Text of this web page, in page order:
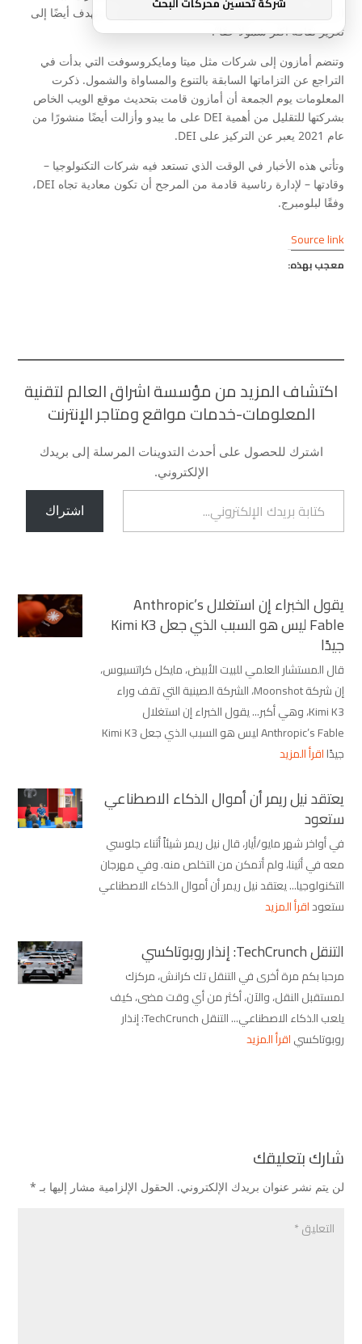
البرامج، فإننا نركز على البرامج ذات النتائج المثبتة – ونهدف أيضًا إلى
تعزيز ثقافة أكثر شمولاً حقًا”.
وتنضم أمازون إلى شركات مثل ميتا ومايكروسوفت التي بدأت في
التراجع عن التزاماتها السابقة بالتنوع والمساواة والشمول. ذكرت
المعلومات يوم الجمعة أن أمازون قامت بتحديث موقع الويب الخاص
بشركتها للتقليل من أهمية DEI على ما يبدو وأزالت أيضًا منشورًا من
عام 2021 يعبر عن التركيز على DEI.
وتأتي هذه الأخبار في الوقت الذي تستعد فيه شركات التكنولوجيا –
وقادتها – لإدارة رئاسية قادمة من المرجح أن تكون معادية تجاه DEI،
وفقًا لبلومبرج.
Source link
معجب بهذه:
اكتشاف المزيد من مؤسسة اشراق العالم لتقنية
المعلومات-خدمات مواقع ومتاجر الإنترنت
اشترك للحصول على أحدث التدوينات المرسلة إلى بريدك
الإلكتروني.
كتابة بريدك الإلكتروني...
اشتراك
يقول الخبراء إن استغلال Anthropic’s
Fable ليس هو السبب الذي جعل Kimi K3
جيدًا
قال المستشار العلمي للبيت الأبيض، مايكل كراتسيوس،
إن شركة Moonshot، الشركة الصينية التي تقف وراء
Kimi K3، وهي أكبر... يقول الخبراء إن استغلال
Anthropic’s Fable ليس هو السبب الذي جعل Kimi K3
جيدًااقرأ المزيد
يعتقد نيل ريمر أن أموال الذكاء الاصطناعي
ستعود
في أواخر شهر مايو/أيار، قال نيل ريمر شيئاً أثناء جلوسي
معه في أثينا، ولم أتمكن من التخلص منه. وفي مهرجان
التكنولوجيا... يعتقد نيل ريمر أن أموال الذكاء الاصطناعي
ستعوداقرأ المزيد
التنقل TechCrunch: إنذار روبوتاكسي
مرحبا بكم مرة أخرى في التنقل تك كرانش، مركزك
لمستقبل النقل، والآن، أكثر من أي وقت مضى، كيف
يلعب الذكاء الاصطناعي... التنقل TechCrunch: إنذار
روبوتاكسياقرأ المزيد
شارك بتعليقك
لن يتم نشر عنوان بريدك الإلكتروني. الحقول الإلزامية مشار إليها بـ *